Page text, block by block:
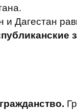
Дагестан